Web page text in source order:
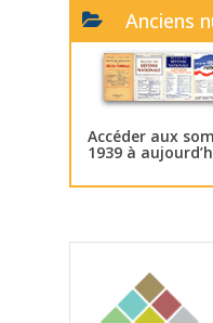
Anciens
Accéder aux
1939 à